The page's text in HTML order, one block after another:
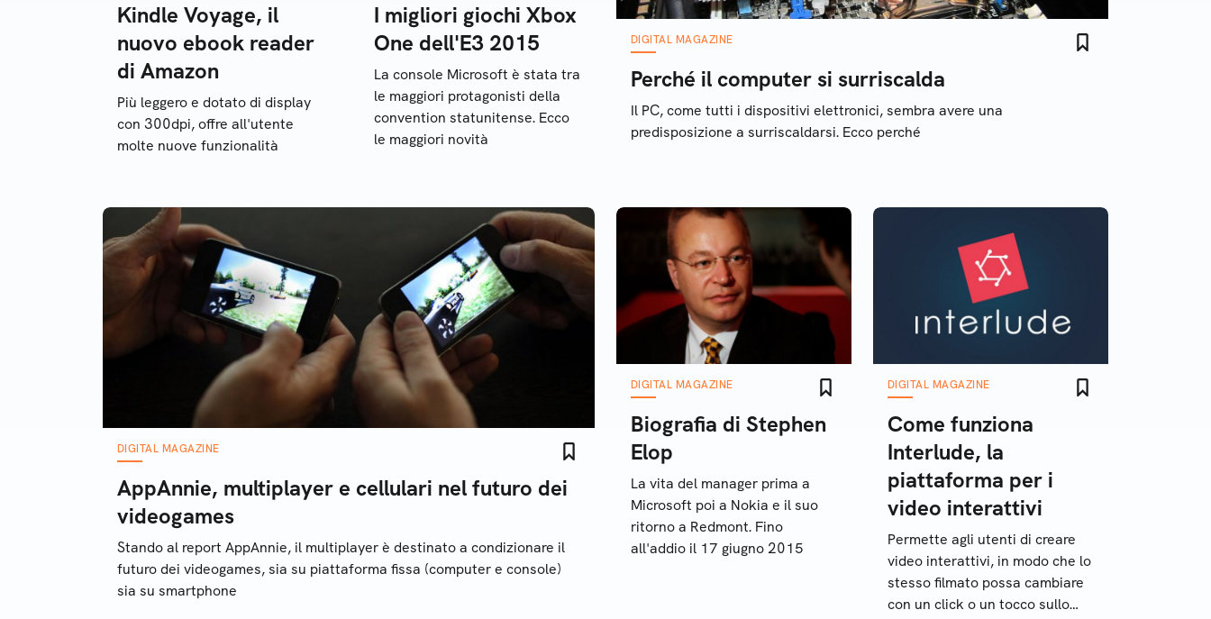
Kindle Voyage, il
nuovo ebook reader
di Amazon
Più leggero e dotato di display
con 300dpi, offre all'utente
molte nuove funzionalità
I migliori giochi Xbox
One dell'E3 2015
La console Microsoft è stata tra
le maggiori protagonisti della
convention statunitense. Ecco
le maggiori novità
DIGITAL MAGAZINE
Perché il computer si surriscalda
Il PC, come tutti i dispositivi elettronici, sembra avere una
predisposizione a surriscaldarsi. Ecco perché
DIGITAL MAGAZINE
AppAnnie, multiplayer e cellulari nel futuro dei
videogames
Stando al report AppAnnie, il multiplayer è destinato a condizionare il
futuro dei videogames, sia su piattaforma fissa (computer e console)
sia su smartphone
DIGITAL MAGAZINE
Biografia di Stephen
Elop
La vita del manager prima a
Microsoft poi a Nokia e il suo
ritorno a Redmont. Fino
all'addio il 17 giugno 2015
DIGITAL MAGAZINE
Come funziona
Interlude, la
piattaforma per i
video interattivi
Permette agli utenti di creare
video interattivi, in modo che lo
stesso filmato possa cambiare
con un click o un tocco sullo